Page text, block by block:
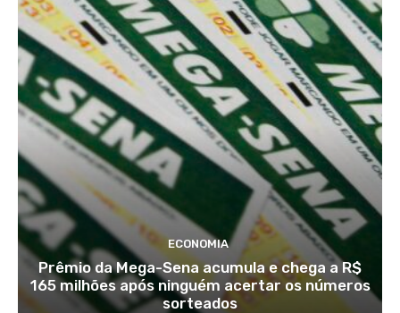
ECONOMIA
Prêmio da Mega-Sena acumula e chega a R$
165 milhões após ninguém acertar os números
sorteados